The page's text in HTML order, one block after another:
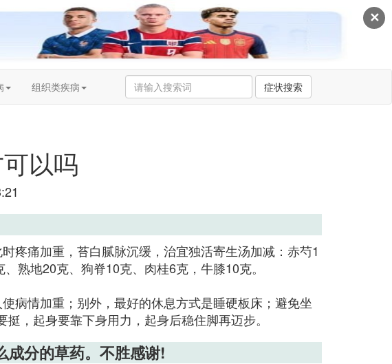
✕
组织类疾病 症状搜索
以吗
疼痛加重，苔白腻脉沉缓，治宜独活寄生汤加减：赤芍1
熟地20克、狗脊10克、肉桂6克，牛膝10克。
病情加重；别外，最好的休息方式是睡硬板床；避免坐
，起身要靠下身用力，起身后稳住脚再迈步。
成分的草药。不胜感谢!